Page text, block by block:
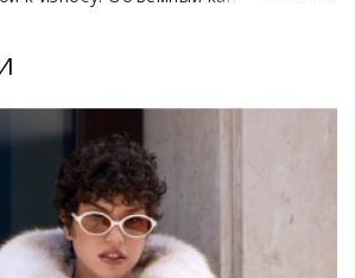
адаптировать вещь под
качестве утеплителя используется
который обеспечивает комфорт
объёма.
идеально подходит для
носки. Палитра оттенков
бургундия, чёрный, зелёный,
Размерный ряд от42 до 56